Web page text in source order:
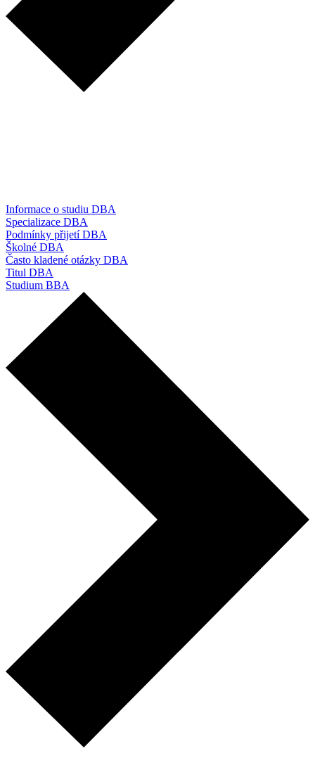
Informace o studiu DBA
Specializace DBA
Podmínky přijetí DBA
Školné DBA
Často kladené otázky DBA
Titul DBA
Studium BBA